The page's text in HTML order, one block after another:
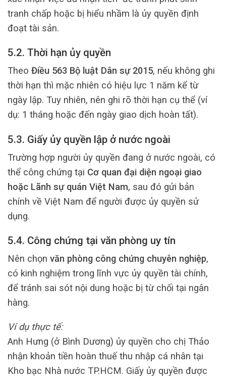
tranh chấp hoặc bị hiểu nhầm là ủy quyền định
đoạt tài sản.
5.2. Thời hạn ủy quyền
Theo Điều 563 Bộ luật Dân sự 2015, nếu không ghi
thời hạn thì mặc nhiên có hiệu lực 1 năm kể từ
ngày lập. Tuy nhiên, nên ghi rõ thời hạn cụ thể (ví
dụ: 1 tháng hoặc đến ngày giao dịch hoàn tất).
5.3. Giấy ủy quyền lập ở nước ngoài
Trường hợp người ủy quyền đang ở nước ngoài, có
thể công chứng tại Cơ quan đại diện ngoại giao
hoặc Lãnh sự quán Việt Nam, sau đó gửi bản
chính về Việt Nam để người được ủy quyền sử
dụng.
5.4. Công chứng tại văn phòng uy tín
Nên chọn văn phòng công chứng chuyên nghiệp,
có kinh nghiệm trong lĩnh vực ủy quyền tài chính,
để tránh sai sót nội dung hoặc bị từ chối tại ngân
hàng.
Ví dụ thực tế:
Anh Hưng (ở Bình Dương) ủy quyền cho chị Thảo
nhận khoản tiền hoàn thuế thu nhập cá nhân tại
Kho bạc Nhà nước TP.HCM. Giấy ủy quyền được